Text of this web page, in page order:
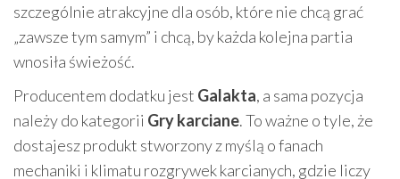
szczególnie atrakcyjne dla osób, które nie chcą grać
„zawsze tym samym” i chcą, by każda kolejna partia
wnosiła świeżość.
Producentem dodatku jest Galakta, a sama pozycja
należy do kategorii Gry karciane. To ważne o tyle, że
dostajesz produkt stworzony z myślą o fanach
mechaniki i klimatu rozgrywek karcianych, gdzie liczy